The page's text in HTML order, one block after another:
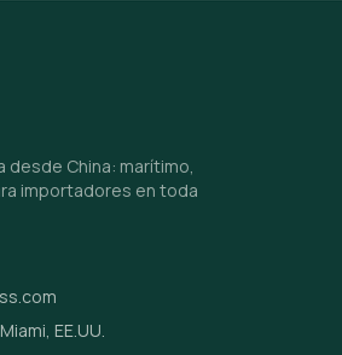
desde China: marítimo,
importadores en toda
EE.UU.